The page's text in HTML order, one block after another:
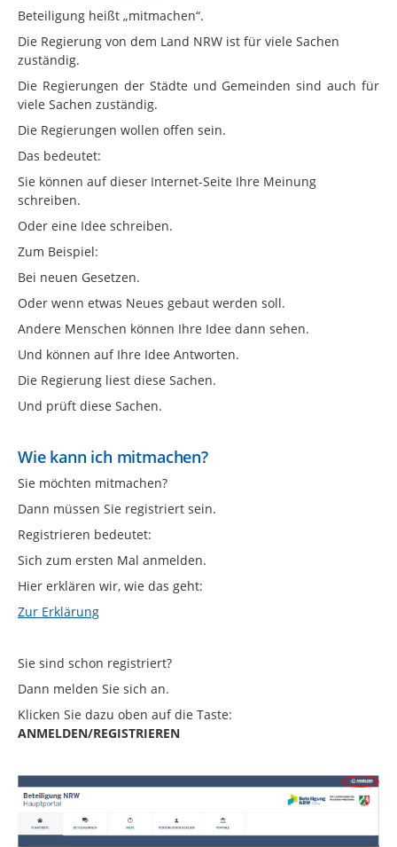
Beteiligung heißt „mitmachen“.
Die Regierung von dem Land NRW ist für viele Sachen
zuständig.
Die Regierungen der Städte und Gemeinden sind auch für
viele Sachen zuständig.
Die Regierungen wollen offen sein.
Das bedeutet:
Sie können auf dieser Internet-Seite Ihre Meinung
schreiben.
Oder eine Idee schreiben.
Zum Beispiel:
Bei neuen Gesetzen.
Oder wenn etwas Neues gebaut werden soll.
Andere Menschen können Ihre Idee dann sehen.
Und können auf Ihre Idee Antworten.
Die Regierung liest diese Sachen.
Und prüft diese Sachen.
Wie kann ich mitmachen?
Sie möchten mitmachen?
Dann müssen Sie registriert sein.
Registrieren bedeutet:
Sich zum ersten Mal anmelden.
Hier erklären wir, wie das geht:
Zur Erklärung
Sie sind schon registriert?
Dann melden Sie sich an.
Klicken Sie dazu oben auf die Taste:
ANMELDEN/REGISTRIEREN